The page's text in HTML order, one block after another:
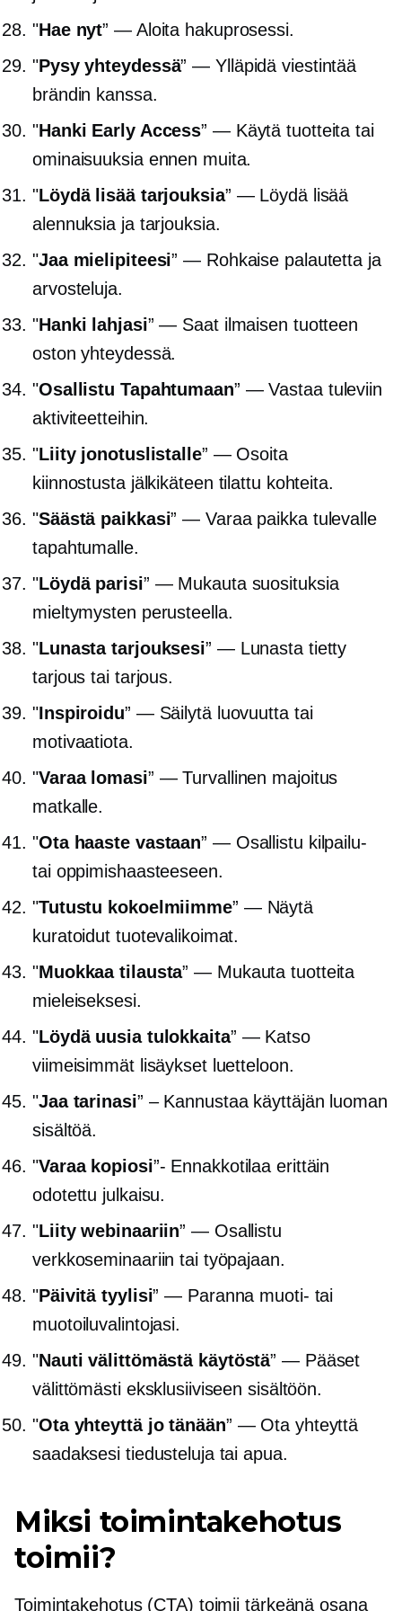
"Hae nyt” — Aloita hakuprosessi.
"Pysy yhteydessä” — Ylläpidä viestintää
brändin kanssa.
"Hanki Early Access” — Käytä tuotteita tai
ominaisuuksia ennen muita.
"Löydä lisää tarjouksia” — Löydä lisää
alennuksia ja tarjouksia.
"Jaa mielipiteesi” — Rohkaise palautetta ja
arvosteluja.
"Hanki lahjasi” — Saat ilmaisen tuotteen
oston yhteydessä.
"Osallistu Tapahtumaan” — Vastaa tuleviin
aktiviteetteihin.
"Liity jonotuslistalle” — Osoita
kiinnostusta jälkikäteen tilattu kohteita.
"Säästä paikkasi” — Varaa paikka tulevalle
tapahtumalle.
"Löydä parisi” — Mukauta suosituksia
mieltymysten perusteella.
"Lunasta tarjouksesi” — Lunasta tietty
tarjous tai tarjous.
"Inspiroidu” — Säilytä luovuutta tai
motivaatiota.
"Varaa lomasi” — Turvallinen majoitus
matkalle.
"Ota haaste vastaan” — Osallistu kilpailu-
tai oppimishaasteeseen.
"Tutustu kokoelmiimme” — Näytä
kuratoidut tuotevalikoimat.
"Muokkaa tilausta” — Mukauta tuotteita
mieleiseksesi.
"Löydä uusia tulokkaita” — Katso
viimeisimmät lisäykset luetteloon.
"Jaa tarinasi” – Kannustaa käyttäjän luoman
sisältöä.
"Varaa kopiosi”- Ennakkotilaa erittäin
odotettu julkaisu.
"Liity webinaariin” — Osallistu
verkkoseminaariin tai työpajaan.
"Päivitä tyylisi” — Paranna muoti- tai
muotoiluvalintojasi.
"Nauti välittömästä käytöstä” — Pääset
välittömästi eksklusiiviseen sisältöön.
"Ota yhteyttä jo tänään” — Ota yhteyttä
saadaksesi tiedusteluja tai apua.
Miksi toimintakehotus
toimii?
Toimintakehotus (CTA) toimii tärkeänä osana